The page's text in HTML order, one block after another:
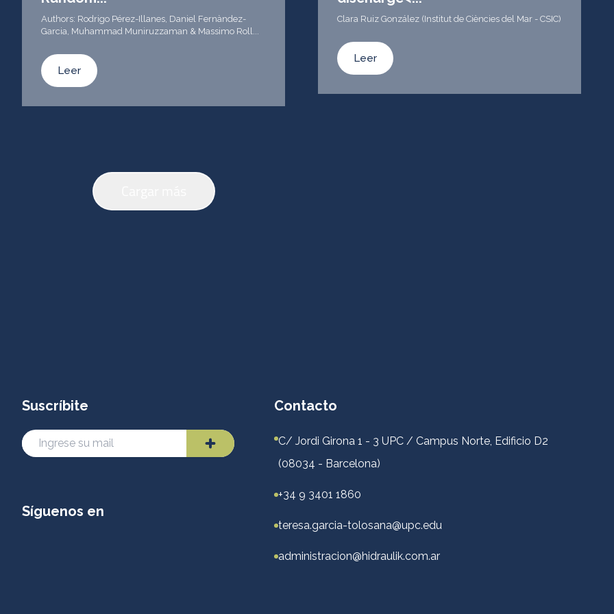
Authors: Rodrigo Pérez-Illanes, Daniel Fernàndez-
Garcia, Muhammad Muniruzzaman & Massimo Roll...
Leer
Clara Ruiz González (Institut de Ciències del Mar - CSIC)
Leer
Suscríbite
Síguenos en
Contacto
C/ Jordi Girona 1 - 3 UPC / Campus Norte, Edificio D2
(08034 - Barcelona)
+34 9 3401 1860
teresa.garcia-tolosana@upc.edu
administracion@hidraulik.com.ar